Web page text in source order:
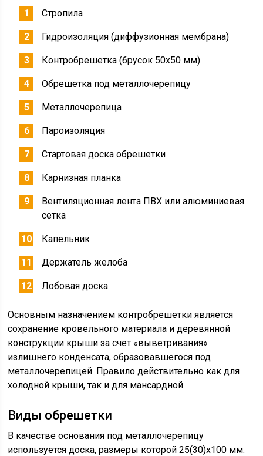
Стропила
Гидроизоляция (диффузионная мембрана)
Контробрешетка (брусок 50х50 мм)
Обрешетка под металлочерепицу
Металлочерепица
Пароизоляция
Стартовая доска обрешетки
Карнизная планка
Вентиляционная лента ПВХ или алюминиевая
сетка
Капельник
Держатель желоба
Лобовая доска
Основным назначением контробрешетки является
сохранение кровельного материала и деревянной
конструкции крыши за счет «выветривания»
излишнего конденсата, образовавшегося под
металлочерепицей. Правило действительно как для
холодной крыши, так и для мансардной.
Виды обрешетки
В качестве основания под металлочерепицу
используется доска, размеры которой 25(30)х100 мм.